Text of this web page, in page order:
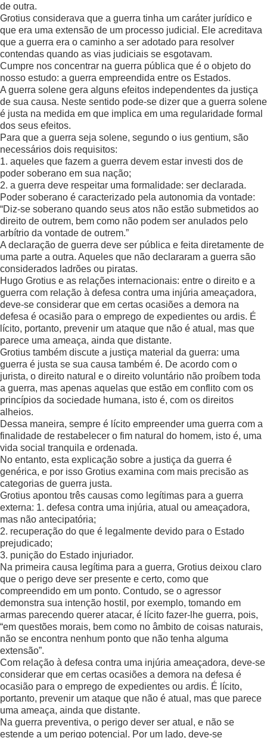
de outra.
Grotius considerava que a guerra tinha um caráter jurídico e
que era uma extensão de um processo judicial. Ele acreditava
que a guerra era o caminho a ser adotado para resolver
contendas quando as vias judiciais se esgotavam.
Cumpre nos concentrar na guerra pública que é o objeto do
nosso estudo: a guerra empreendida entre os Estados.
A guerra solene gera alguns efeitos independentes da justiça
de sua causa. Neste sentido pode-se dizer que a guerra solene
é justa na medida em que implica em uma regularidade formal
dos seus efeitos.
Para que a guerra seja solene, segundo o ius gentium, são
necessários dois requisitos:
1. aqueles que fazem a guerra devem estar investi dos de
poder soberano em sua nação;
2. a guerra deve respeitar uma formalidade: ser declarada.
Poder soberano é caracterizado pela autonomia da vontade:
“Diz-se soberano quando seus atos não estão submetidos ao
direito de outrem, bem como não podem ser anulados pelo
arbítrio da vontade de outrem.”
A declaração de guerra deve ser pública e feita diretamente de
uma parte a outra. Aqueles que não declararam a guerra são
considerados ladrões ou piratas.
Hugo Grotius e as relações internacionais: entre o direito e a
guerra com relação à defesa contra uma injúria ameaçadora,
deve-se considerar que em certas ocasiões a demora na
defesa é ocasião para o emprego de expedientes ou ardis. É
lícito, portanto, prevenir um ataque que não é atual, mas que
parece uma ameaça, ainda que distante.
Grotius também discute a justiça material da guerra: uma
guerra é justa se sua causa também é. De acordo com o
jurista, o direito natural e o direito voluntário não proíbem toda
a guerra, mas apenas aquelas que estão em conflito com os
princípios da sociedade humana, isto é, com os direitos
alheios.
Dessa maneira, sempre é lícito empreender uma guerra com a
finalidade de restabelecer o fim natural do homem, isto é, uma
vida social tranquila e ordenada.
No entanto, esta explicação sobre a justiça da guerra é
genérica, e por isso Grotius examina com mais precisão as
categorias de guerra justa.
Grotius apontou três causas como legítimas para a guerra
externa: 1. defesa contra uma injúria, atual ou ameaçadora,
mas não antecipatória;
2. recuperação do que é legalmente devido para o Estado
prejudicado;
3. punição do Estado injuriador.
Na primeira causa legítima para a guerra, Grotius deixou claro
que o perigo deve ser presente e certo, como que
compreendido em um ponto. Contudo, se o agressor
demonstra sua intenção hostil, por exemplo, tomando em
armas parecendo querer atacar, é lícito fazer-lhe guerra, pois,
“em questões morais, bem como no âmbito de coisas naturais,
não se encontra nenhum ponto que não tenha alguma
extensão”.
Com relação à defesa contra uma injúria ameaçadora, deve-se
considerar que em certas ocasiões a demora na defesa é
ocasião para o emprego de expedientes ou ardis. É lícito,
portanto, prevenir um ataque que não é atual, mas que parece
uma ameaça, ainda que distante.
Na guerra preventiva, o perigo dever ser atual, e não se
estende a um perigo potencial. Por um lado, deve-se